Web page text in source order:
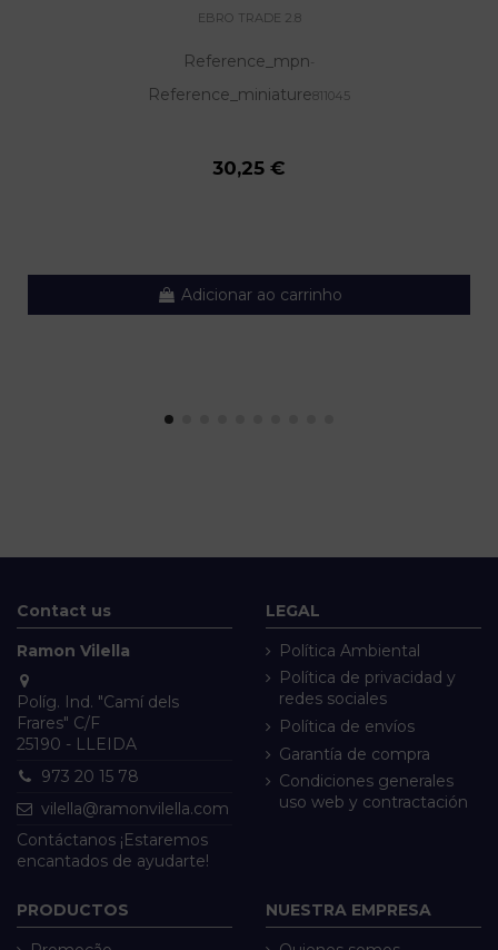
EBRO TRADE 2.8
Reference_mpn-
Reference_miniature811045
30,25 €
Adicionar ao carrinho
Contact us
Ramon Vilella
Políg. Ind. "Camí dels
Frares" C/F
25190 - LLEIDA
973 20 15 78
vilella@ramonvilella.com
Contáctanos ¡Estaremos
encantados de ayudarte!
LEGAL
Política Ambiental
Política de privacidad y
redes sociales
Política de envíos
Garantía de compra
Condiciones generales
uso web y contractación
PRODUCTOS NUESTRA EMPRESA